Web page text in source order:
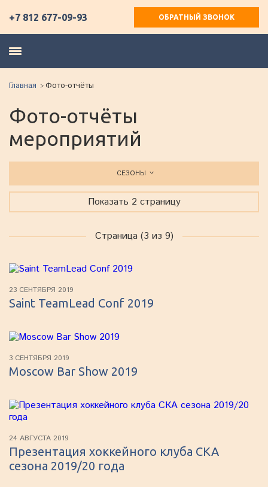
+7 812 677-09-93 ОБРАТНЫЙ ЗВОНОК
Главная Фото-отчёты
Фото-отчёты
мероприятий
СЕЗОНЫ
Показать 2 страницу
Страница (3 из 9)
23 СЕНТЯБРЯ 2019
Saint TeamLead Conf 2019
3 СЕНТЯБРЯ 2019
Moscow Bar Show 2019
24 АВГУСТА 2019
Презентация хоккейного клуба СКА
сезона 2019/20 года